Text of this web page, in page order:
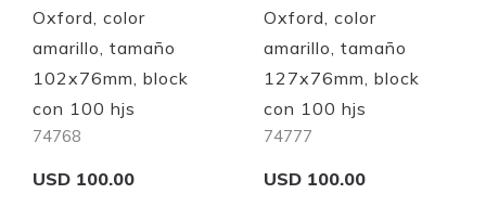
Oxford, color
amarillo, tamaño
102x76mm, block
con 100 hjs
74768
USD 100.00
Oxford, color
amarillo, tamaño
127x76mm, block
con 100 hjs
74777
USD 100.00